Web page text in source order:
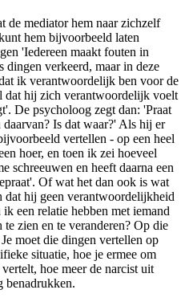
de mediator hem naar zichzelf
hem bijvoorbeeld laten
'Iedereen maakt fouten in
dingen verkeerd, maar in deze
ik verantwoordelijk ben voor de
dat hij zich verantwoordelijk voelt
De psycholoog zegt dan: 'Praat
Is dat waar?' Als hij er
vertellen - op een heel
hoer, en toen ik zei hoeveel
schreeuwen en heeft daarna een
Of wat het dan ook is wat
dat hij geen verantwoordelijkheid
een relatie hebben met iemand
zien en te veranderen? Op die
moet die dingen vertellen op
situatie, hoe je ermee om
hoe meer de narcist uit
benadrukken.